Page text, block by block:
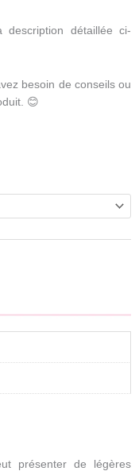
détaillée ci-
besoin de conseils ou
😊
présenter de légères